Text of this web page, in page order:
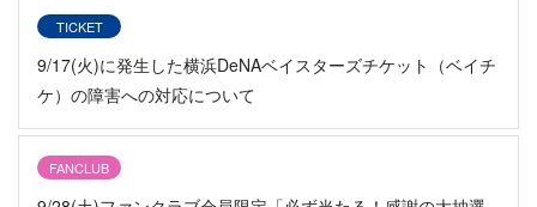
TICKET
9/17(火)に発生した横浜DeNAベイスターズチケット（ベイチ
ケ）の障害への対応について
FANCLUB